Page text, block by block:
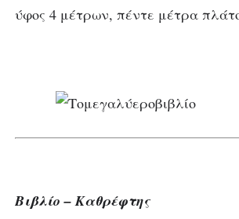
ύφος 4 μέτρων, πέντε μέτρα
Βιβλίο – Καθρέφτης